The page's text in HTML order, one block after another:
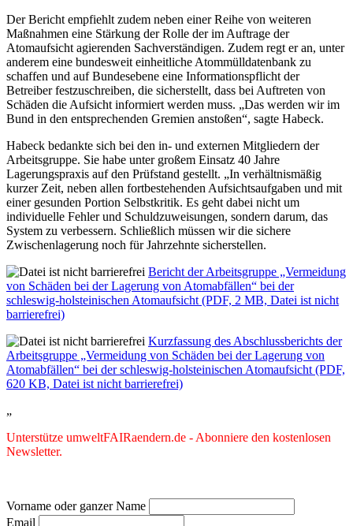
Der Bericht empfiehlt zudem neben einer Reihe von weiteren
Maßnahmen eine Stärkung der Rolle der im Auftrage der
Atomaufsicht agierenden Sachverständigen. Zudem regt er an, unter
anderem eine bundesweit einheitliche Atommülldatenbank zu
schaffen und auf Bundesebene eine Informationspflicht der
Betreiber festzuschreiben, die sicherstellt, dass bei Auftreten von
Schäden die Aufsicht informiert werden muss. „Das werden wir im
Bund in den entsprechenden Gremien anstoßen“, sagte Habeck.
Habeck bedankte sich bei den in- und externen Mitgliedern der
Arbeitsgruppe. Sie habe unter großem Einsatz 40 Jahre
Lagerungspraxis auf den Prüfstand gestellt. „In verhältnismäßig
kurzer Zeit, neben allen fortbestehenden Aufsichtsaufgaben und mit
einer gesunden Portion Selbstkritik. Es geht dabei nicht um
individuelle Fehler und Schuldzuweisungen, sondern darum, das
System zu verbessern. Schließlich müssen wir die sichere
Zwischenlagerung noch für Jahrzehnte sicherstellen.
Bericht der Arbeitsgruppe „Vermeidung
von Schäden bei der Lagerung von Atomabfällen“ bei der
schleswig-holsteinischen Atomaufsicht (PDF, 2 MB, Datei ist nicht
barrierefrei)
Kurzfassung des Abschlussberichts der
Arbeitsgruppe „Vermeidung von Schäden bei der Lagerung von
Atomabfällen“ bei der schleswig-holsteinischen Atomaufsicht (PDF,
620 KB, Datei ist nicht barrierefrei)
„
Unterstütze umweltFAIRaendern.de - Abonniere den kostenlosen
Newsletter.
Vorname oder ganzer Name
Email